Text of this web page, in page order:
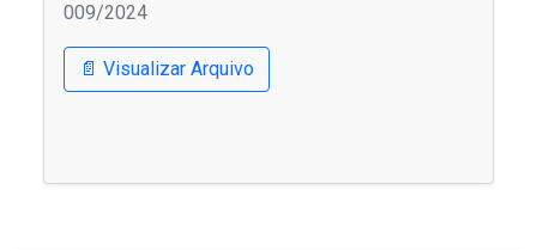
009/2024
📄 Visualizar Arquivo